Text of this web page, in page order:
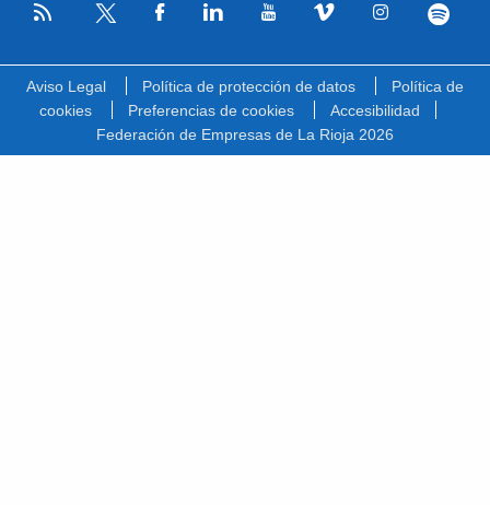
RSS
Aviso Legal Política de protección de datos
Política de
cookies
Preferencias de cookies
Accesibilidad
Federación de Empresas de La Rioja 2026